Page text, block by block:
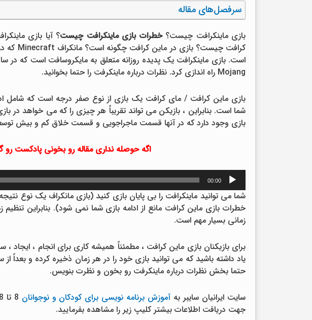
سرفصل‌های مقاله
بازی ماینکرافت چیست؟خطرات بازی ماینکرافت چیست؟ آیا بازی
Mojang راه اندازی کرد. نظرات درباره ماینکرفت را حتما بخوانید.
بازی ماین کرافت / مای کرافت یک بازی از نوع صفر درجه است که شامل
شما است. بنابراین ، بازیکن می تواند تقریباً هر چیزی را که می خواهد در
بازی وجود دارد که در آنها قسمت ماجراجویی و قسمت خلاق کم و بیش
اگه حوصله نداری مقاله رو بخونی پادکست
پخش‌کننده
صوت
00:00
شما می توانید ماینکرافت را بی پایان بازی کنید (بازی مانکراف یک نوع
خطرات بازی ماین کرافت مانع از ادامه بازی شما نمی شود). بنابراین تنظیم
زمانی بسیار مهم است.
یاد داشته باشید که می توانید بازی خود را در هر زمان ذخیره کرده و بعداً
حتما بخش نظرات درباره ماینکرفت رو بخون و نظرت بنویس.
سایت ایرانیان سایبر بهآموزش برنامه نویسی برای کودکان و نوجوانان
جهت دریافت اطلاعات بیشتر کلیپ زیر را مشاهده بفرمایید.